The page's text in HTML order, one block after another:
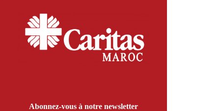
Abonnez-vous à notre newsletter